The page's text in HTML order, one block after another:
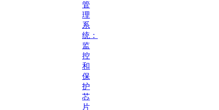
管
理
系
统：
监
控
和
保
护
芯
片